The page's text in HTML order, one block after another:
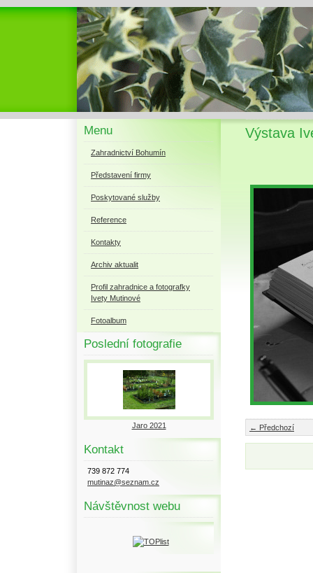
Menu
Zahradnictví Bohumín
Představení firmy
Poskytované služby
Reference
Kontakty
Archiv aktualit
Profil zahradnice a fotografky
Ivety Mutinové
Fotoalbum
Poslední fotografie
Jaro 2021
Kontakt
739 872 774
mutinaz@seznam.cz
Návštěvnost webu
Výstava
← Předchozí